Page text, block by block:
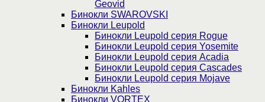
Geovid
Бинокли SWAROVSKI
Бинокли Leupold
Бинокли Leupold серия Rogue
Бинокли Leupold серия Yosemite
Бинокли Leupold серия Acadia
Бинокли Leupold серия Cascades
Бинокли Leupold серия Mojave
Бинокли Kahles
Бинокли VORTEX